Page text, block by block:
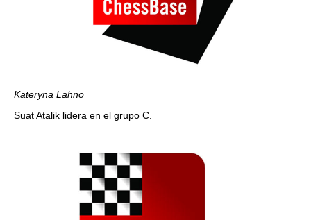
Kateryna Lahno
Suat Atalik lidera en el grupo C.